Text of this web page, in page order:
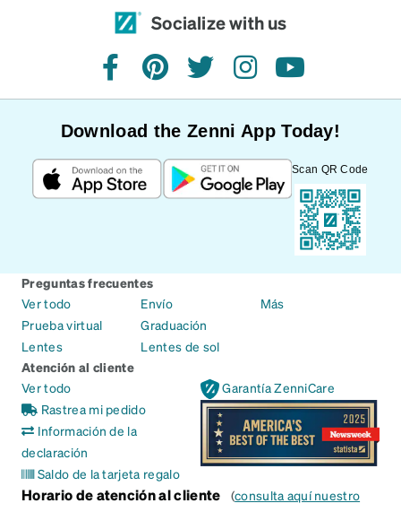
Socialize with us
facebookpinteresttwitterinstagramyoutube
Download the Zenni App Today!
Scan QR Code
Preguntas frecuentes
Ver todo
Prueba virtual
Lentes
Envío
Graduación
Lentes de sol
Más
Atención al cliente
Ver todo
Rastrea mi pedido
Información de la
declaración
Saldo de la tarjeta regalo
Garantía ZenniCare
Horario de atención al cliente (consulta aquí nuestro